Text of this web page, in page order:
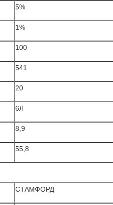
5%
1%
100
541
20
6Л
8,9
55,8
СТАМФОРД